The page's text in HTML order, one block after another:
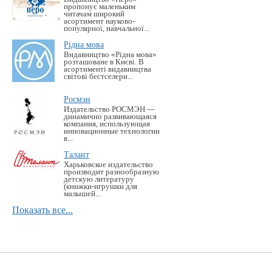
пропонує маленьким
читачам широкий
асортимент науково-
популярної, навчальної...
Рідна мова
Видавництво «Рідна мова»
розташоване в Києві. В
асортименті видавництва
світові бестселери...
Росмэн
Издательство РОСМЭН —
динамично развивающаяся
компания, использующая
инновационные технологии
в...
Талант
Харьковское издательство
производит разнообразную
детскую литературу
(книжки-игрушки для
малышей...
Показать все...